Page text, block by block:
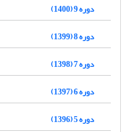
دوره 9 (1400)
دوره 8 (1399)
دوره 7 (1398)
دوره 6 (1397)
دوره 5 (1396)